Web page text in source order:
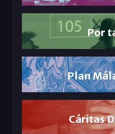
Por
Plan
Cáritas